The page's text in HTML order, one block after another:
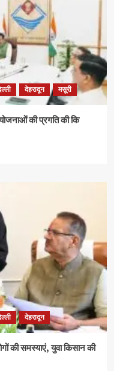
देहरादून मसूरी
की प्रगति की कि
देहरादून
की समस्याएं, युवा किसान की